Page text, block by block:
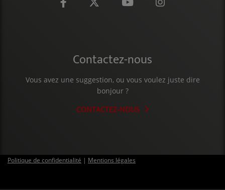
Contactez-nous
Vous avez une suggestion, ou vous voulez juste dire
bonjour ?
CONTACTEZ-NOUS
Politique de confidentialité | Mentions légales